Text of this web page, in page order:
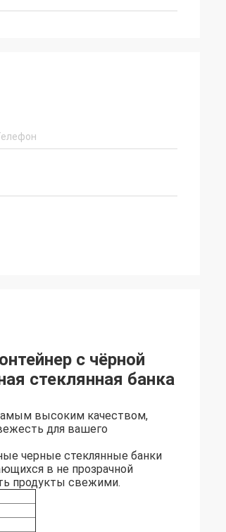
с чёрной
стеклянная банка
высоким качеством,
для вашего
черные стеклянные банки
в не прозрачной
продукты свежими.